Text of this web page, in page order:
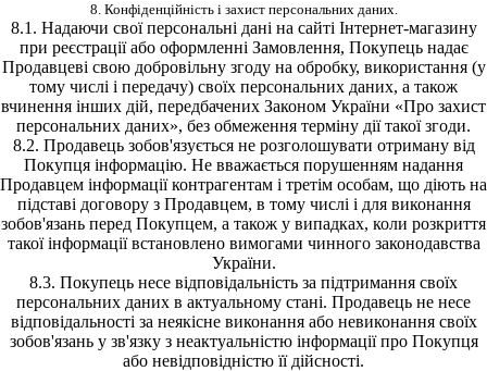
8. Конфіденційність і захист персональних даних.
8.1. Надаючи свої персональні дані на сайті Інтернет-магазину
при реєстрації або оформленні Замовлення, Покупець надає
Продавцеві свою добровільну згоду на обробку, використання (у
тому числі і передачу) своїх персональних даних, а також
вчинення інших дій, передбачених Законом України «Про захист
персональних даних», без обмеження терміну дії такої згоди.
8.2. Продавець зобов'язується не розголошувати отриману від
Покупця інформацію. Не вважається порушенням надання
Продавцем інформації контрагентам і третім особам, що діють на
підставі договору з Продавцем, в тому числі і для виконання
зобов'язань перед Покупцем, а також у випадках, коли розкриття
такої інформації встановлено вимогами чинного законодавства
України.
8.3. Покупець несе відповідальність за підтримання своїх
персональних даних в актуальному стані. Продавець не несе
відповідальності за неякісне виконання або невиконання своїх
зобов'язань у зв'язку з неактуальністю інформації про Покупця
або невідповідністю її дійсності.